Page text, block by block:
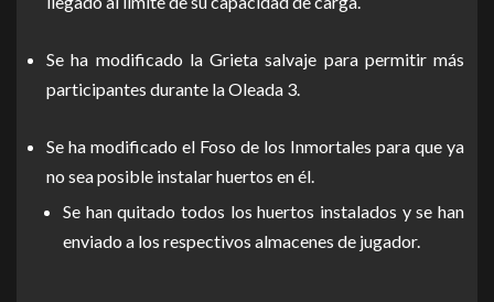
Se ha modificado la Grieta salvaje para permitir más
participantes durante la Oleada 3.
Se ha modificado el Foso de los Inmortales para que ya
no sea posible instalar huertos en él.
Se han quitado todos los huertos instalados y se han
enviado a los respectivos almacenes de jugador.